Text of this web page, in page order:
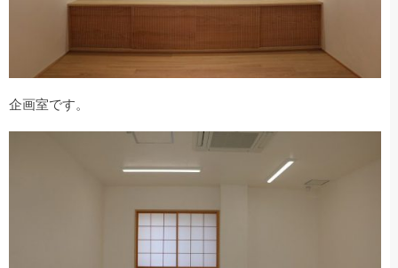
企画室です。